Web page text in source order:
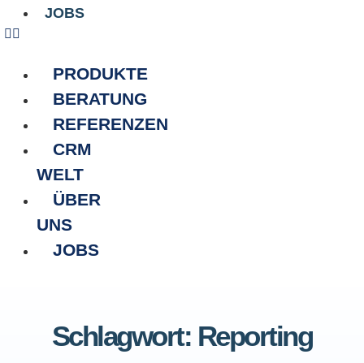
JOBS
PRODUKTE
BERATUNG
REFERENZEN
CRM
WELT
ÜBER
UNS
JOBS
Schlagwort: Reporting